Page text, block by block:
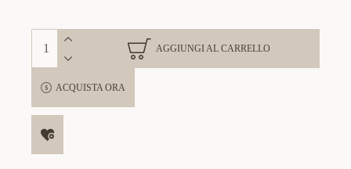
AGGIUNGI AL CARRELLO
ACQUISTA ORA